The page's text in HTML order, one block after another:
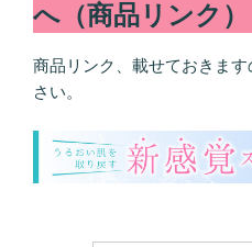
へ（商品リンク）
商品リンク、載せておきま
さい。